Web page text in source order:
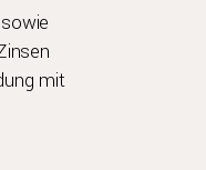
mit